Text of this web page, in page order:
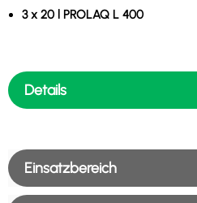
3 x 20 l PROLAQ L 400
Details
Einsatzbereich